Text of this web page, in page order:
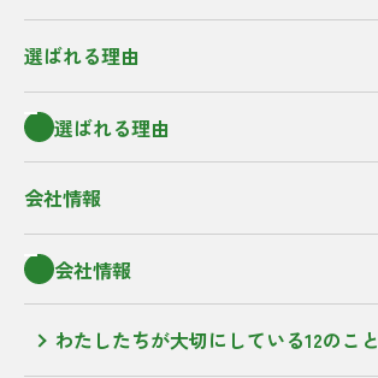
選ばれる理由
選ばれる理由
会社情報
会社情報
わたしたちが大切にしている12のこと